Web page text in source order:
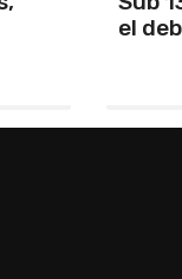
será